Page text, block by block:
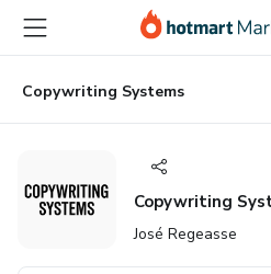
principal
página
de
página
Copywriting Systems
Copywriting
José Regeasse